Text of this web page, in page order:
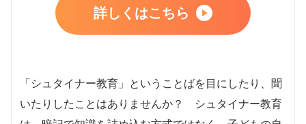
詳しくはこちら
「シュタイナー教育」ということばを目にしたり、聞
いたりしたことはありませんか？ シュタイナー教育